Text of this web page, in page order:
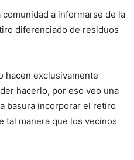
a informarse de la
diferenciado de residuos
hacen exclusivamente
hacerlo, por eso veo una
basura incorporar el retiro
tal manera que los vecinos